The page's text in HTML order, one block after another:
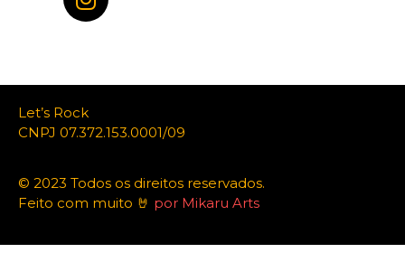
Let’s Rock
CNPJ 07.372.153.0001/09
© 2023 Todos os direitos reservados.
Feito com muito 🤘 por Mikaru Arts